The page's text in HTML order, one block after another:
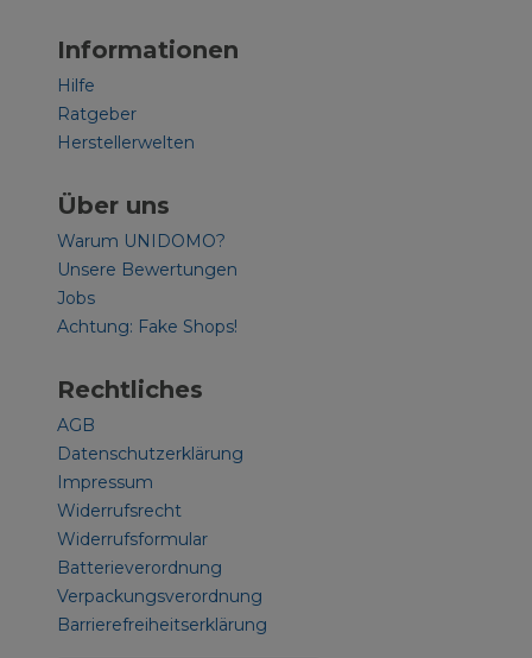
Informationen
Hilfe
Ratgeber
Herstellerwelten
Über uns
Warum UNIDOMO?
Unsere Bewertungen
Jobs
Achtung: Fake Shops!
Rechtliches
AGB
Datenschutzerklärung
Impressum
Widerrufsrecht
Widerrufsformular
Batterieverordnung
Verpackungsverordnung
Barrierefreiheitserklärung